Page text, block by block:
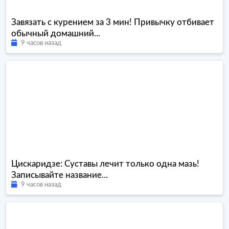
Завязать с курением за 3 мин! Привычку отбивает
обычный домашний...
9 часов назад
Цискаридзе: Суставы лечит только одна мазь!
Записывайте название...
9 часов назад